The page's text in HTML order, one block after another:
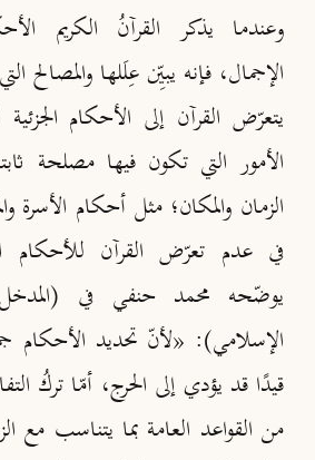
وعندما يذكر القرآنُ الكريم
الإجمال، فإنه يبيِّن عِلَلها والمصالح
يتعرّض القرآن إلى الأحكام الجزئية
الأمور التي تكون فيها مصلحة
الزمان والمكان؛ مثل أحكام الأسرة
في عدم تعرّض القرآن للأحكام
يوضّحه محمد حنفي في (المدخل
الإسلامي): «لأنّ تحديد الأحكام
قيدًا قد يؤدي إلى الحرج، أمّا تركُ
من القواعد العامة بما يتناسب مع